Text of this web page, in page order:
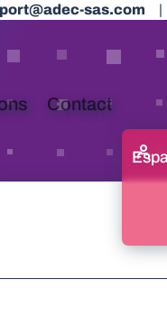
sas.com |
Contact